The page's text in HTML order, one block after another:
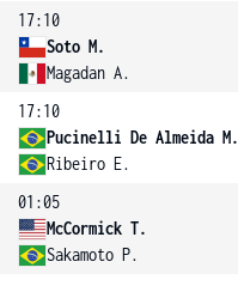
17:10
Soto M.
Magadan A.
17:10
Pucinelli De Almeida M.
Ribeiro E.
01:05
McCormick T.
Sakamoto P.